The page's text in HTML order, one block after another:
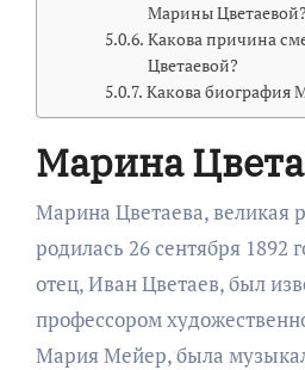
Марины Цветаевой?
Какова причина
Цветаевой?
Какова биография
Марина
Марина Цветаева, великая
родилась 26 сентября 1892
отец, Иван Цветаев, был
профессором
Мария Мейер, была